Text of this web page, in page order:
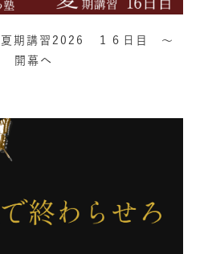
夏期講習2026 １６日目 ～
開幕へ